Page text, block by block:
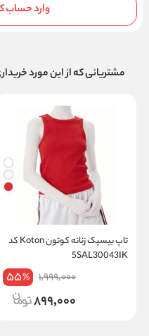
وارد حساب
مشتریانی که از این مورد
تاپ بیسیک زنانه کوتون Koton کد
5SAL30043IK
1,999,000
55%
899,000